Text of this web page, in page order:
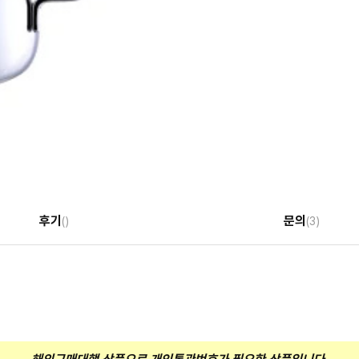
후기 () 문의 (3)